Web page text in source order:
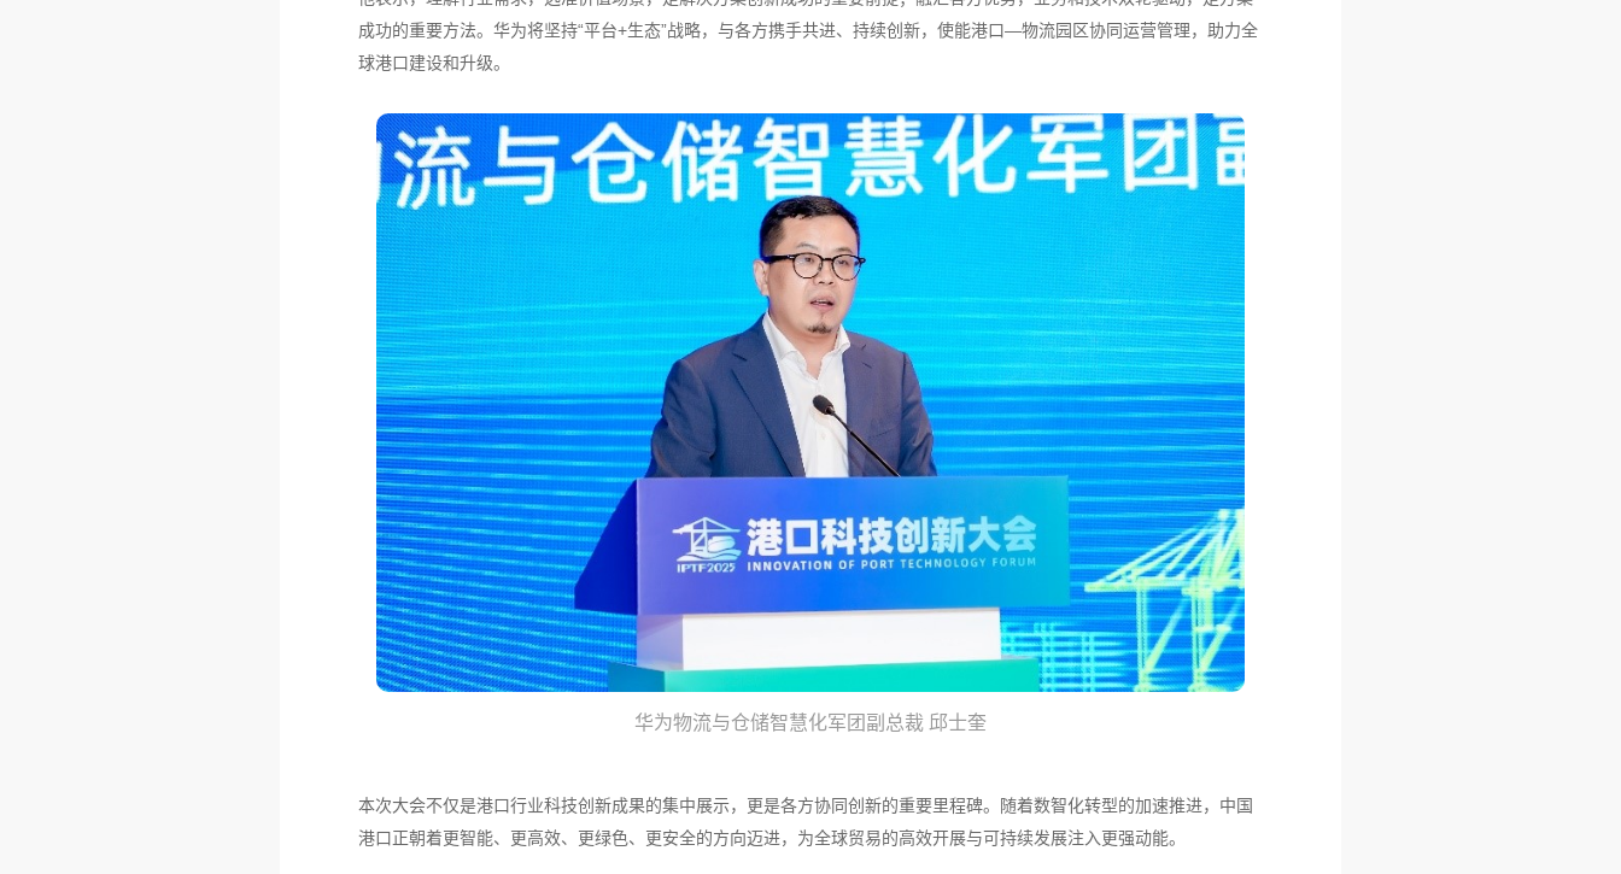
成功的重要方法。华为将坚持“平台+生态”战略，与各方携手共进、持续创新，使能港口—物流园区协同运营管理，助力全
球港口建设和升级。
华为物流与仓储智慧化军团副总裁 邱士奎
本次大会不仅是港口行业科技创新成果的集中展示，更是各方协同创新的重要里程碑。随着数智化转型的加速推进，中国
港口正朝着更智能、更高效、更绿色、更安全的方向迈进，为全球贸易的高效开展与可持续发展注入更强动能。